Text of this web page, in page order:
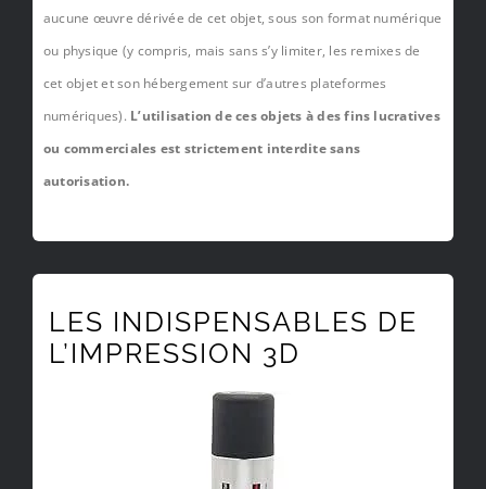
aucune œuvre dérivée de cet objet, sous son format numérique
ou physique (y compris, mais sans s’y limiter, les remixes de
cet objet et son hébergement sur d’autres plateformes
numériques). L’utilisation de ces objets à des fins lucratives
ou commerciales est strictement interdite sans
autorisation.
LES INDISPENSABLES DE
L’IMPRESSION 3D